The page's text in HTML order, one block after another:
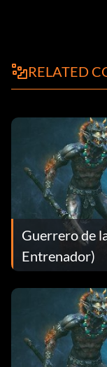
RELATED
Guerrero de
Entrenador)